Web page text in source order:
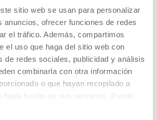
sitio web se usan para personalizar
anuncios, ofrecer funciones de redes
el tráfico. Además, compartimos
el uso que haga del sitio web con
de redes sociales, publicidad y análisis
combinarla con otra información
o que hayan recopilado a
haya hecho de sus servicios. Puede
de Kassel, ha dado clases de
y postco...